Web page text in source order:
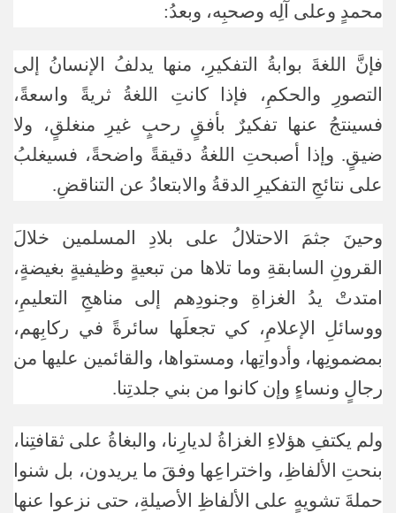
محمدٍ وعلى آلِه وصحبِه، وبعدُ:
فإنَّ اللغةَ بوابةُ التفكيرِ، منها يدلفُ الإنسانُ إلى
التصورِ والحكمِ، فإذا كانتِ اللغةُ ثريةً واسعةً،
فسينتجُ عنها تفكيرٌ بأفقٍ رحبٍ غيرِ منغلقٍ، ولا
ضيقٍ. وإذا أصبحتِ اللغةُ دقيقةً واضحةً، فسيغلبُ
على نتائجِ التفكيرِ الدقةُ والابتعادُ عن التناقضِ.
وحينَ جثمَ الاحتلالُ على بلادِ المسلمين خلالَ
القرونِ السابقةِ وما تلاها من تبعيةٍ وظيفيةٍ بغيضةٍ،
امتدتْ يدُ الغزاةِ وجنودِهم إلى مناهجِ التعليمِ،
ووسائلِ الإعلامِ، كي تجعلَها سائرةً في ركابِهم،
بمضمونِها، وأدواتِها، ومستواها، والقائمين عليها من
رجالٍ ونساءٍ وإن كانوا من بني جلدتِنا.
ولم يكتفِ هؤلاءِ الغزاةُ لديارِنا، والبغاةُ على ثقافتِنا،
بنحتِ الألفاظِ، واختراعِها وفقَ ما يريدون، بل شنوا
حملةَ تشويهٍ على الألفاظِ الأصيلةِ، حتى نزعوا عنها